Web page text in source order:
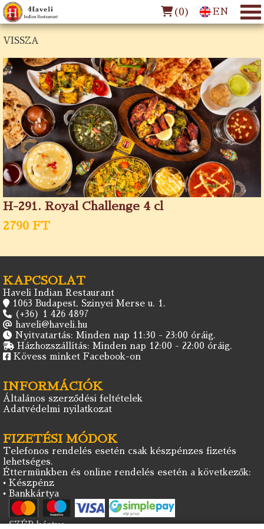
(0) EN
VISSZA
H-291. Royal Challenge 4 cl
2790 FT
KAPCSOLAT
Haveli Indian Restaurant
1063 Budapest, Szinyei Merse u. 1.
(+36) 1 426 4897
haveli@haveli.hu
Nyitvatartás: Minden nap 11:30 - 23:00 óráig.
Házhozszállítás: Minden nap 12:00 - 22:00 óráig.
Kövess minket Facebook-on
INFORMÁCIÓK
Általános szerződési feltételek
Adatvédelmi nyilatkozat
FIZETÉSI MÓDOK
Telefonos rendelés esetén csak készpénzes fizetés
lehetséges.
Éttermünkben és online rendelés esetén a következők:
• Készpénz
• Bankkártya
• SZÉP kártya